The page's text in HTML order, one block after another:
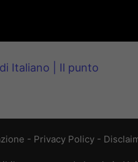
Italiano | Il punto
- Privacy Policy-